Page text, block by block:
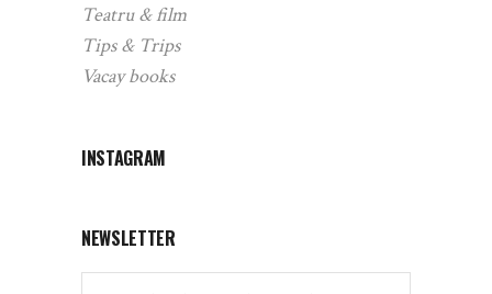
Teatru & film
Tips & Trips
Vacay books
INSTAGRAM
NEWSLETTER